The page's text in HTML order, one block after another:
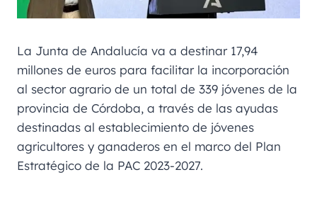
La Junta de Andalucía va a destinar 17,94
millones de euros para facilitar la incorporación
al sector agrario de un total de 339 jóvenes de la
provincia de Córdoba, a través de las ayudas
destinadas al establecimiento de jóvenes
agricultores y ganaderos en el marco del Plan
Estratégico de la PAC 2023-2027.